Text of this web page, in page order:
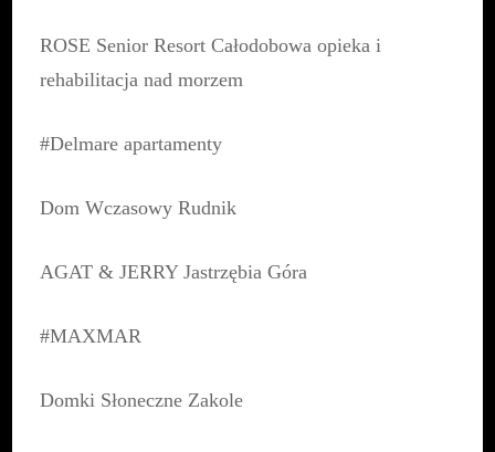
ROSE Senior Resort Całodobowa opieka i
rehabilitacja nad morzem
#Delmare apartamenty
Dom Wczasowy Rudnik
AGAT & JERRY Jastrzębia Góra
#MAXMAR
Domki Słoneczne Zakole